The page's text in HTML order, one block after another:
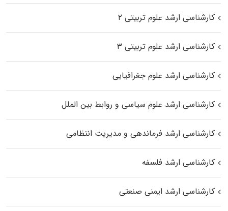
کارشناسی ارشد علوم تربیتی ۲
کارشناسی ارشد علوم تربیتی ۳
کارشناسی ارشد علوم جغرافیایی
کارشناسی ارشد علوم سیاسی و روابط بین الملل
کارشناسی ارشد فرماندهی و مدیریت انتظامی
کارشناسی ارشد فلسفه
کارشناسی ارشد ایمنی صنعتی